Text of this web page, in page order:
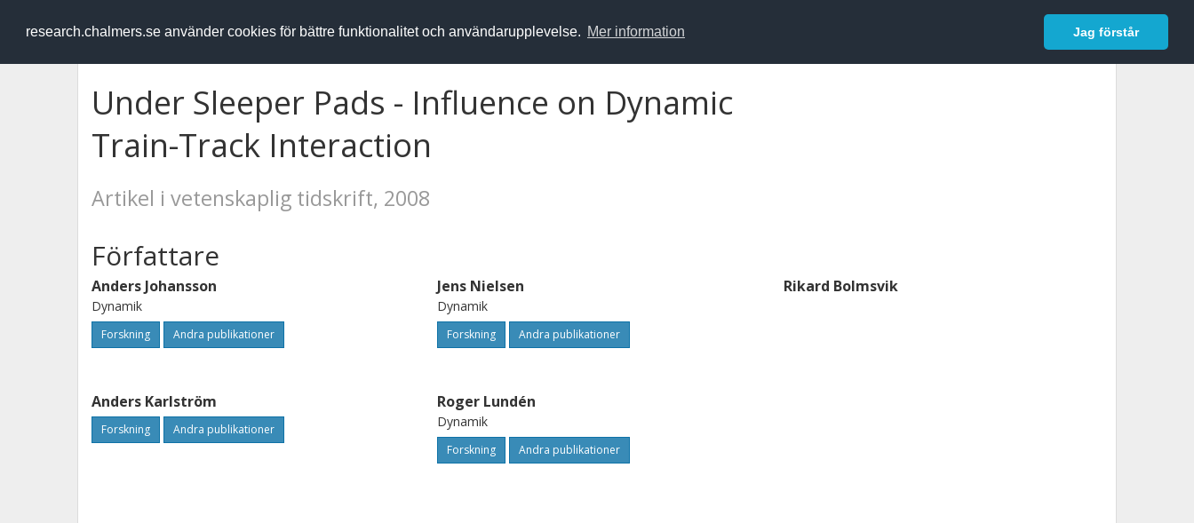
research.chalmers.se använder cookies för bättre funktionalitet och användarupplevelse. Mer information Jag förstår
RESEARCH.chalmers.se Logga in
Under Sleeper Pads - Influence on Dynamic
Train-Track Interaction
Artikel i vetenskaplig tidskrift, 2008
Författare
Anders Johansson
Dynamik
Forskning Andra publikationer
Jens Nielsen
Dynamik
Forskning Andra publikationer
Rikard Bolmsvik
Anders Karlström
Forskning Andra publikationer
Roger Lundén
Dynamik
Forskning Andra publikationer